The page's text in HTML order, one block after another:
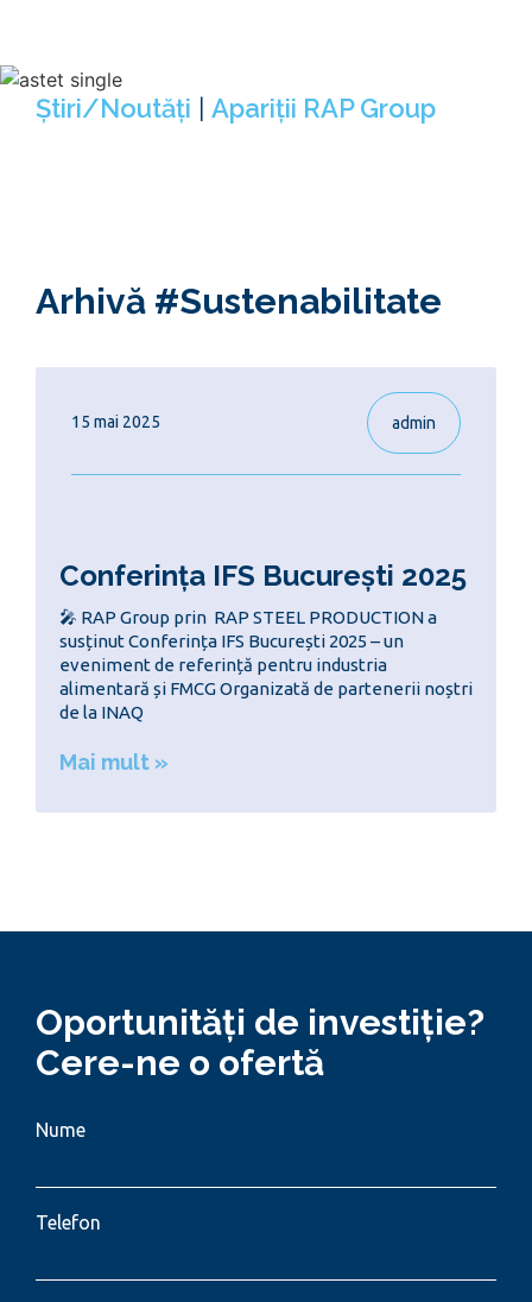
Știri/Noutăți Apariții RAP Group
Arhivă #Sustenabilitate
Conferința IFS București 2025
🎤 RAP Group prin RAP STEEL PRODUCTION a
susținut Conferința IFS București 2025 – un
eveniment de referință pentru industria
alimentară și FMCG Organizată de partenerii noștri
de la INAQ
Mai mult »
admin
15 mai 2025
Oportunități de investiție?
Cere-ne o ofertă
Nume
Telefon